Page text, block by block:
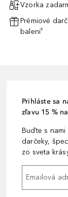
Vzorka
Prémiové
balení¹
Prihláste sa
zľavu 15 %
Buďte s nami
darčeky,
zo sveta
Emailová